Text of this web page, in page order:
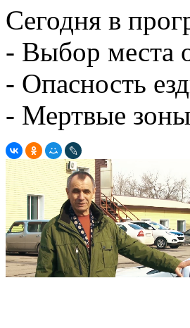
Сегодня в
- Выбор места
- Опасность
- Мертвые зоны